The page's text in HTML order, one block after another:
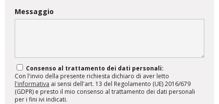
Messaggio
Consenso al trattamento dei dati personali:
Con l'invio della presente richiesta dichiaro di aver letto
l'informativa ai sensi dell'art. 13 del Regolamento (UE) 2016/679
(GDPR) e presto il mio consenso al trattamento dei dati personali
per i fini ivi indicati.